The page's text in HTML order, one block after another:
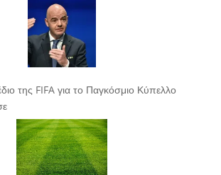
της FIFA για το Παγκόσμιο Κύπελλο